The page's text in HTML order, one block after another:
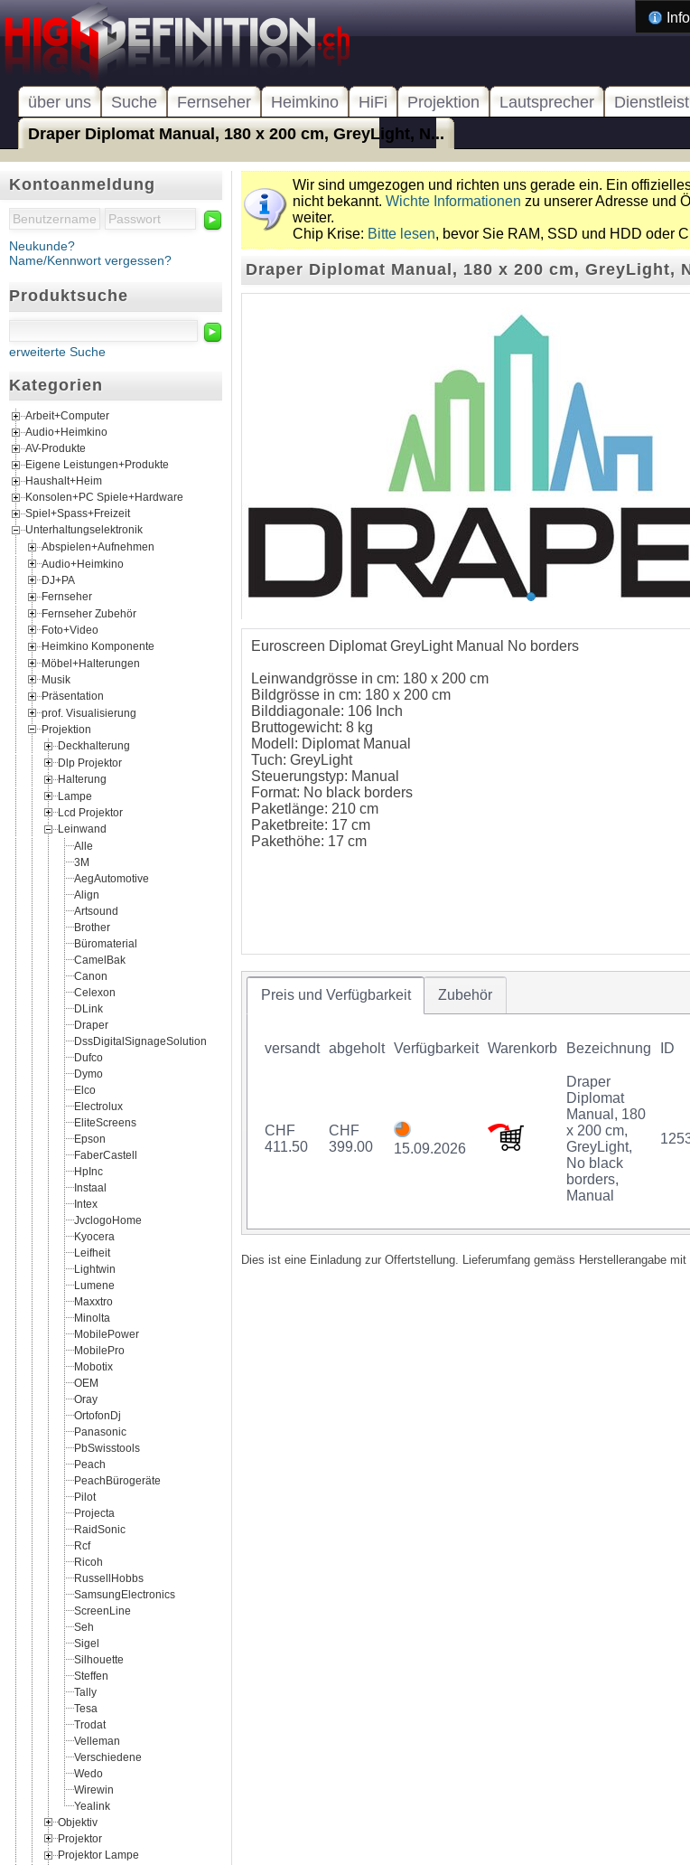
über uns Suche Fernseher Heimkino HiFi Projektion Lautsprecher
Draper Diplomat Manual, 180 x 200 cm, GreyLight, N...
Kontoanmeldung
►
Neukunde?
Name/Kennwort vergessen?
Produktsuche
►
erweiterte Suche
Kategorien
Arbeit+Computer
Audio+Heimkino
AV-Produkte
Eigene Leistungen+Produkte
Haushalt+Heim
Konsolen+PC Spiele+Hardware
Spiel+Spass+Freizeit
Unterhaltungselektronik
Abspielen+Aufnehmen
Audio+Heimkino
DJ+PA
Fernseher
Fernseher Zubehör
Foto+Video
Heimkino Komponente
Möbel+Halterungen
Musik
Präsentation
prof. Visualisierung
Projektion
Deckhalterung
Dlp Projektor
Halterung
Lampe
Lcd Projektor
Leinwand
Alle
3M
AegAutomotive
Align
Artsound
Brother
Büromaterial
CamelBak
Canon
Celexon
DLink
Draper
DssDigitalSignageSolution
Dufco
Dymo
Elco
Electrolux
EliteScreens
Epson
FaberCastell
HpInc
Instaal
Intex
JvclogoHome
Kyocera
Leifheit
Lightwin
Lumene
Maxxtro
Minolta
MobilePower
MobilePro
Mobotix
OEM
Oray
OrtofonDj
Panasonic
PbSwisstools
Peach
PeachBürogeräte
Pilot
Projecta
RaidSonic
Rcf
Ricoh
RussellHobbs
SamsungElectronics
ScreenLine
Seh
Sigel
Silhouette
Steffen
Tally
Tesa
Trodat
Velleman
Verschiedene
Wedo
Wirewin
Yealink
Objektiv
Projektor
Projektor Lampe
Wir sind umgezogen und richten uns gerade ein. Ein
nicht bekannt. Wichte Informationen zu unserer Adresse und
weiter.
Chip Krise: Bitte lesen, bevor Sie RAM, SSD und HDD oder
Draper Diplomat Manual, 180 x 200 cm, GreyLight,
Euroscreen Diplomat GreyLight Manual No borders
Leinwandgrösse in cm: 180 x 200 cm
Bildgrösse in cm: 180 x 200 cm
Bilddiagonale: 106 Inch
Bruttogewicht: 8 kg
Modell: Diplomat Manual
Tuch: GreyLight
Steuerungstyp: Manual
Format: No black borders
Paketlänge: 210 cm
Paketbreite: 17 cm
Pakethöhe: 17 cm
Preis und Verfügbarkeit Zubehör
versandt abgeholt Verfügbarkeit Warenkorb Bezeichnung ID
CHF
411.50
CHF
399.00
15.09.2026
Draper
Diplomat
Manual, 180
x 200 cm,
GreyLight,
No black
borders,
Manual
Dies ist eine Einladung zur Offertstellung. Lieferumfang gemäss Herstellerangabe